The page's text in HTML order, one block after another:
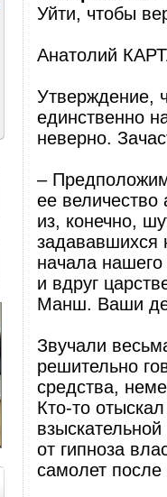
Уйти, чтобы
Анатолий
Утверждение,
единственно
неверно.
–
ее величество
из, конечно,
задававшихся
начала
и вдруг
Манш. Ваши
Звучали
решительно
средства,
Кто-то
от гипноза
самолет после